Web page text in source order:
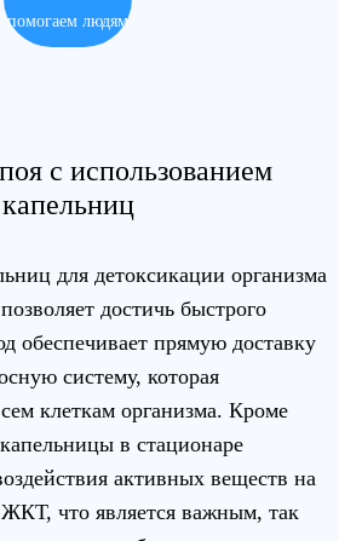
помогаем людям
с использованием
капельниц
для детоксикации организма
достичь быстрого
обеспечивает прямую доставку
систему, которая
клеткам организма. Кроме
в стационаре
активных веществ на
что является важным, так